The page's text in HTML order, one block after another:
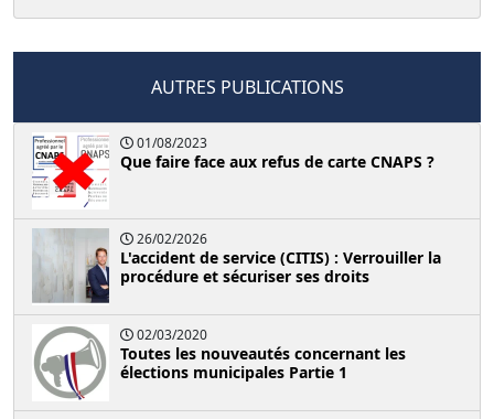
AUTRES PUBLICATIONS
01/08/2023
Que faire face aux refus de carte CNAPS ?
26/02/2026
L'accident de service (CITIS) : Verrouiller la
procédure et sécuriser ses droits
02/03/2020
Toutes les nouveautés concernant les
élections municipales Partie 1